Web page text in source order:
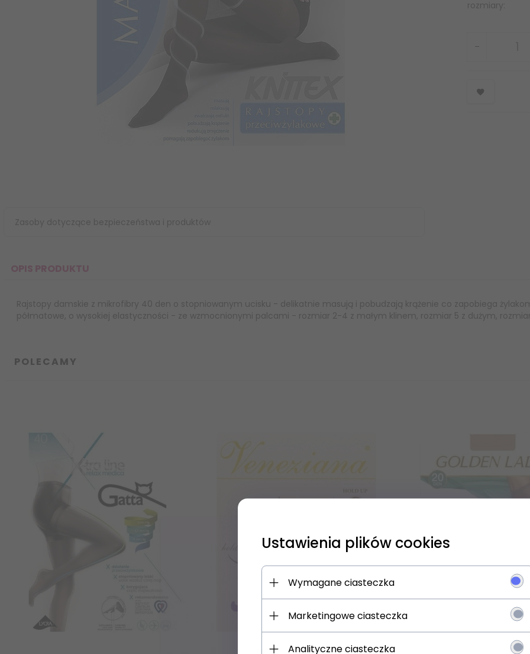
Zasoby dotyczące bezpieczeństwa i produktów
rozmiary:
OPIS PRODUKTU
Rajstopy damskie z mikrofibry 40 den o stopniowanym ucisku - delikatnie masują i pobudzają krążenie co zapobiega
półmatowe, o wysokiej elastyczności - ze wzmocnionymi palcami - rozmiar 2-4 z małym klinem, rozmiar 5 z dużym,
POLECAMY
Ustawienia plików cookies
Wymagane ciasteczka
Marketingowe ciasteczka
Analityczne ciasteczka
Zapisz się NA newsletter i odbierz
najnowsze wieści o promocjach i rabatach